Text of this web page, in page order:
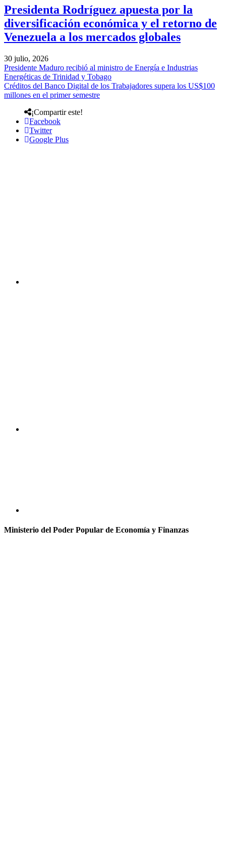
Presidenta Rodríguez apuesta por la
diversificación económica y el retorno de
Venezuela a los mercados globales
30 julio, 2026
Presidente Maduro recibió al ministro de Energía e Industrias
Energéticas de Trinidad y Tobago
Créditos del Banco Digital de los Trabajadores supera los US$100
millones en el primer semestre
¡Compartir este!
Facebook
Twitter
Google Plus
Ministerio del Poder Popular de Economía y Finanzas